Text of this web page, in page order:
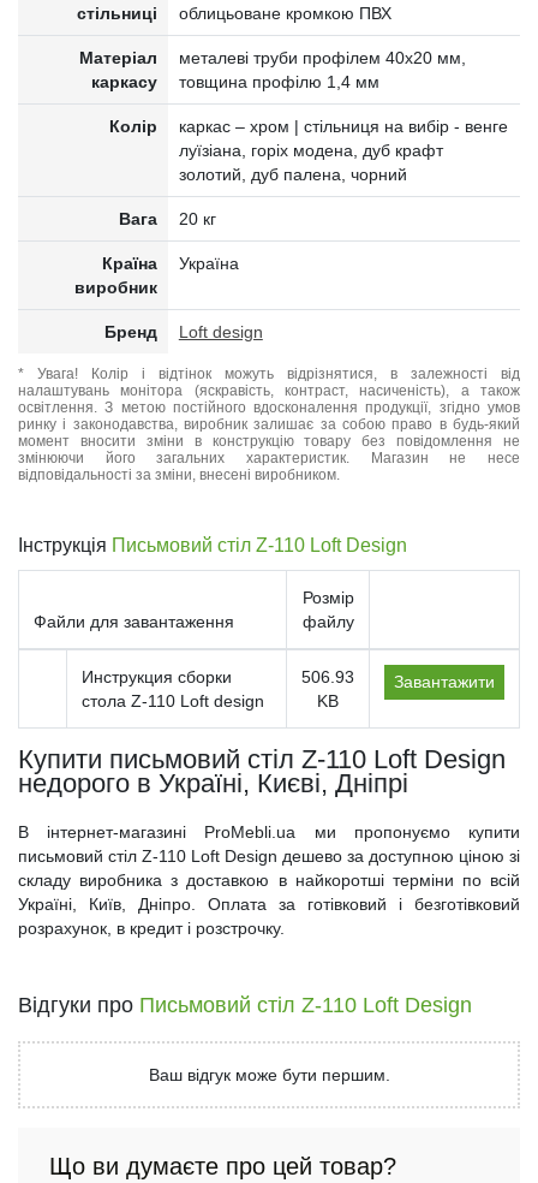
стільниці
облицьоване кромкою ПВХ
Матеріал
каркасу
металеві труби профілем 40x20 мм,
товщина профілю 1,4 мм
Колір
каркас – хром | стільниця на вибір - венге
луїзіана, горіх модена, дуб крафт
золотий, дуб палена, чорний
Вага 20 кг
Країна
виробник
Україна
Бренд Loft design
* Увага! Колір і відтінок можуть відрізнятися, в залежності від
налаштувань монітора (яскравість, контраст, насиченість), а також
освітлення. З метою постійного вдосконалення продукції, згідно умов
ринку і законодавства, виробник залишає за собою право в будь-який
момент вносити зміни в конструкцію товару без повідомлення не
змінюючи його загальних характеристик. Магазин не несе
відповідальності за зміни, внесені виробником.
Інструкція Письмовий стіл Z-110 Loft Design
Файли для завантаження
Розмір
файлу
Инструкция сборки
стола Z-110 Loft design
506.93
KB
Завантажити
Купити письмовий стіл Z-110 Loft Design
недорого в Україні, Києві, Дніпрі
В інтернет-магазині ProMebli.ua ми пропонуємо купити
письмовий стіл Z-110 Loft Design дешево за доступною ціною зі
складу виробника з доставкою в найкоротші терміни по всій
Україні, Київ, Дніпро. Оплата за готівковий і безготівковий
розрахунок, в кредит і розстрочку.
Відгуки про Письмовий стіл Z-110 Loft Design
Ваш відгук може бути першим.
Що ви думаєте про цей товар?